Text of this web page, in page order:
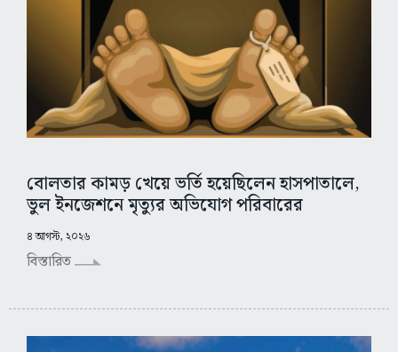
বোলতার কামড় খেয়ে ভর্তি হয়েছিলেন হাসপাতালে,
ভুল ইনজেশনে মৃত্যুর অভিযোগ পরিবারের
৪ আগস্ট, ২০২৬
বিস্তারিত